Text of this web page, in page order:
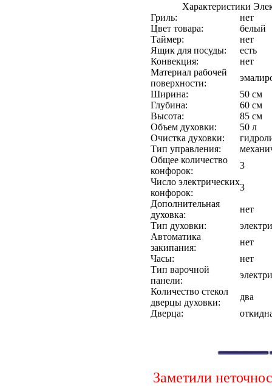
Характеристики
Гриль:
нет
Цвет товара:
белый
Таймер:
нет
Ящик для посуды:
есть
Конвекция:
нет
Материал рабочей
поверхности:
Ширина:
50 см
Глубина:
60 см
Высота:
85 см
Объем духовки:
50 л
Очистка духовки:
Тип управления:
Общее количество
конфорок:
3
Число электрических
конфорок:
3
Дополнительная
духовка:
нет
Тип духовки:
Автоматика
закипания:
нет
Часы:
нет
Тип варочной
панели:
Количество стекол
дверцы духовки:
два
Дверца:
Заметили